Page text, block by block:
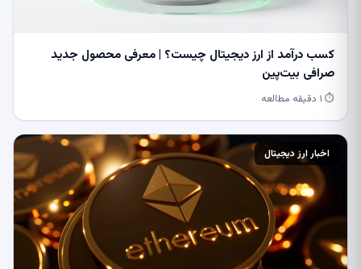
کسب درآمد از ارز دیجیتال چیست؟ | معرفی محصول جدید
صرافی بیت‌پین
⏱ ۱ دقیقه مطالعه
اخبار ارز دیجیتال